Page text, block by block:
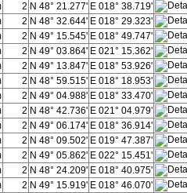
2 N 48° 21.277' E 018° 38.719'
2 N 48° 32.644' E 018° 29.323'
2 N 49° 15.545' E 018° 49.747'
2 N 49° 03.864' E 021° 15.362'
2 N 49° 13.847' E 018° 53.926'
2 N 48° 59.515' E 018° 18.953'
2 N 49° 04.988' E 018° 33.470'
2 N 48° 42.736' E 021° 04.979'
2 N 49° 06.174' E 018° 36.914'
2 N 48° 09.502' E 019° 47.387'
2 N 49° 05.862' E 022° 15.451'
2 N 48° 24.209' E 018° 40.975'
2 N 49° 15.919' E 018° 46.070'